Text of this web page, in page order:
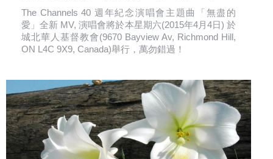
The Channels 40 週年紀念演唱會主題曲「無盡的
愛」全新 MV, 演唱會將於本星期六(2015年4月4日) 於
城北華人基督教會(9670 Bayview Av, Richmond Hill,
ON L4C 9X9, Canada)舉行，萬勿錯過！